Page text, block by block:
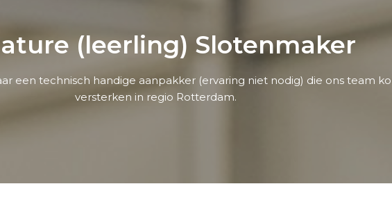
(leerling) Slotenmaker
een technisch handige aanpakker (ervaring niet nodig) die ons team
versterken in regio Rotterdam.